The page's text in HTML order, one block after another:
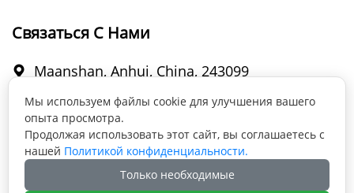
Связаться С Нами
 Maanshan, Anhui, China, 243099
 info@fabmax.cn
+86 177 0555 0574
Мы используем файлы cookie для улучшения вашего
опыта просмотра.
Продолжая использовать этот сайт, вы соглашаетесь с
нашей Политикой конфиденциальности.
Только необходимые